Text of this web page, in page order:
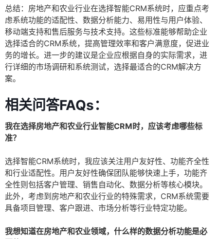
总结：房地产和农业行业在选择智能CRM系统时，应重点考
虑系统功能的适配性、数据分析能力、易用性与用户体验、
移动端支持和售后服务与技术支持。这些标准能够帮助企业
选择适合的CRM系统，提高管理效率和客户满意度，促进业
务的增长。进一步的建议是企业应根据自身的实际需求，进
行详细的市场调研和系统测试，选择最适合的CRM解决方
案。
相关问答FAQs：
我在选择房地产和农业行业智能CRM时，应该考虑哪些标
准？
选择智能CRM系统时，我应该关注用户友好性、功能齐全性
和行业适配性。用户友好性确保团队能够快速上手，功能齐
全性则包括客户管理、销售自动化、数据分析等核心模块。
此外，考虑到房地产和农业行业的特殊需求，CRM系统需要
具备项目管理、客户跟进、市场分析等行业特定功能。
我想知道在房地产和农业领域，什么样的数据分析功能是必